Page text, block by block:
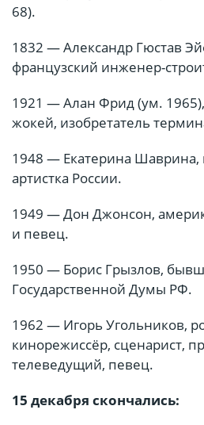
68).
1832 — Александр Гюстав
французский инженер-
1921 — Алан Фрид (ум.
жокей, изобретатель
1948 — Екатерина Шаврина,
артистка России.
1949 — Дон Джонсон,
и певец.
1950 — Борис Грызлов,
Государственной Думы РФ.
1962 — Игорь Угольников,
кинорежиссёр, сценарист,
телеведущий, певец.
15 декабря скончались: